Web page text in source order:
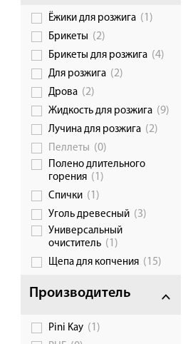
Галерея объектов
Контакты
Ёжики для розжига (1)
Брикеты (2)
Брикеты для розжига (4)
Для розжига (2)
Дрова (2)
Жидкость для розжига (9)
Лучина для розжига (2)
Пеллеты (0)
Полено длительного
горения (1)
Спички (1)
Уголь древесный (3)
Универсальный
очиститель (1)
Щепа для копчения (15)
Производитель
Pini Kay (1)